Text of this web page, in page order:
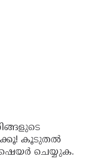
കൂടുതൽ
ഷെയർ ചെയ്യുക.